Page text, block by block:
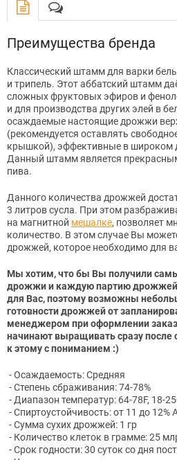
Преимущества бренда
Классический штамм для варки
и трипель. Этот аббатский штамм
сложных фруктовых эфиров и
и для производства других элей в
осаждаемые настоящие дрожжи
(рекомендуется оставлять
крышкой), эффективные в широком
Данный штамм является
пива.
Данного количества дрожжей
3 литров сусла. При этом
на магнитной мешалке, позволяет
количество. В этом случае Вы
дрожжей, которое необходимо для
Мы хотим, что бы Вы получили
дрожжи и каждую партию
для Вас, поэтому возможны
готовности дрожжей от
менеджером при оформлении
начинают выращивать сразу после
к этому с пониманием :)
- Осаждаемость: Средняя
- Степень сбраживания: 74-78%
- Диапазон температур: 64-78F, 18-
- Спиртоустойчивость: от 11 до 12%
- Сумма сухих дрожжей: 1 гр
- Количество клеток в грамме: 25
- Срок годности: 30 суток со дня